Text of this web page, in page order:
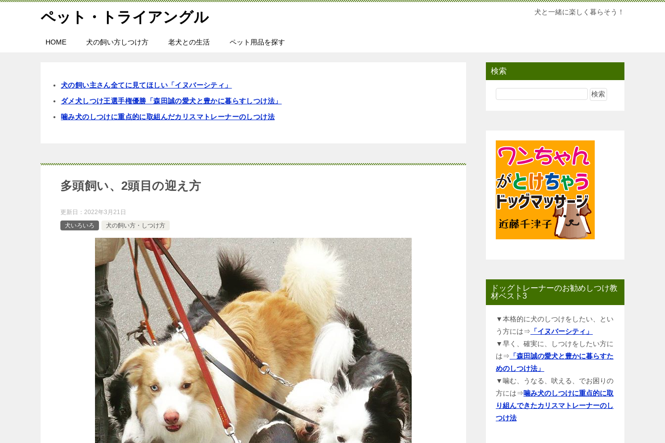
ペット・トライアングル 犬と一緒に楽しく暮らそう！
HOME 犬の飼い方しつけ方 老犬との生活 ペット用品を探す
犬の飼い主さん全てに見てほしい「イヌバーシティ」
ダメ犬しつけ王選手権優勝「森田誠の愛犬と豊かに暮らすしつけ法」
噛み犬のしつけに重点的に取組んだカリスマトレーナーのしつけ法
多頭飼い、2頭目の迎え方
更新日： 2022年3月21日
犬いろいろ
犬の飼い方・しつけ方
検索
ドッグトレーナーのお勧めしつけ教
材ベスト3
▼本格的に犬のしつけをしたい、とい
う方には⇒ 「イヌバーシティ」
▼早く、確実に、しつけをしたい方に
は⇒ 「森田誠の愛犬と豊かに暮らすた
めのしつけ法」
▼噛む、うなる、吠える、でお困りの
方には⇒噛み犬のしつけに重点的に取
り組んできたカリスマトレーナーのし
つけ法